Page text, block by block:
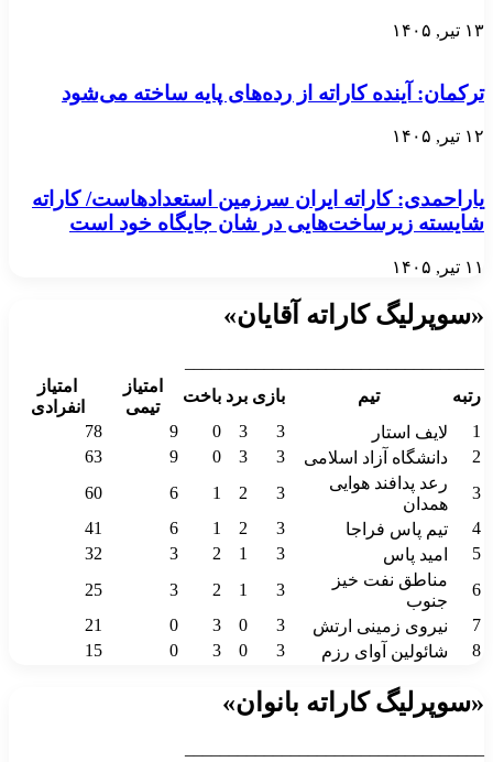
۱۳ تیر, ۱۴۰۵
ترکمان: آینده کاراته از رده‌های پایه ساخته می‌شود
۱۲ تیر, ۱۴۰۵
یاراحمدی: کاراته ایران سرزمین استعدادهاست/ کاراته
شایسته زیرساخت‌هایی در شان جایگاه خود است
۱۱ تیر, ۱۴۰۵
«سوپرلیگ کاراته آقایان»
رتبه
تیم بازی برد باخت
امتیاز
تیمی
امتیاز
انفرادی
1
لایف استار 3
3
0
9
78
2
دانشگاه آزاد اسلامی 3
3
0
9
63
3
رعد پدافند هوایی
همدان
3
2
1
6
60
4
تیم پاس فراجا 3
2
1
6
41
5
امید پاس 3
1
2
3
32
6
مناطق نفت خیز
جنوب
3
1
2
3
25
7
نیروی زمینی ارتش 3
0
3
0
21
8
شائولین آوای رزم 3
0
3
0
15
«سوپرلیگ کاراته بانوان»